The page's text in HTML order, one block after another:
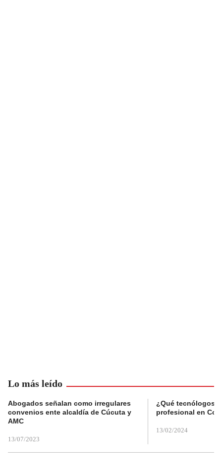
Lo más leído
Abogados señalan como irregulares
convenios ente alcaldía de Cúcuta y
AMC
13/07/2023
¿Qué tecnólogos
profesional en
13/02/2024